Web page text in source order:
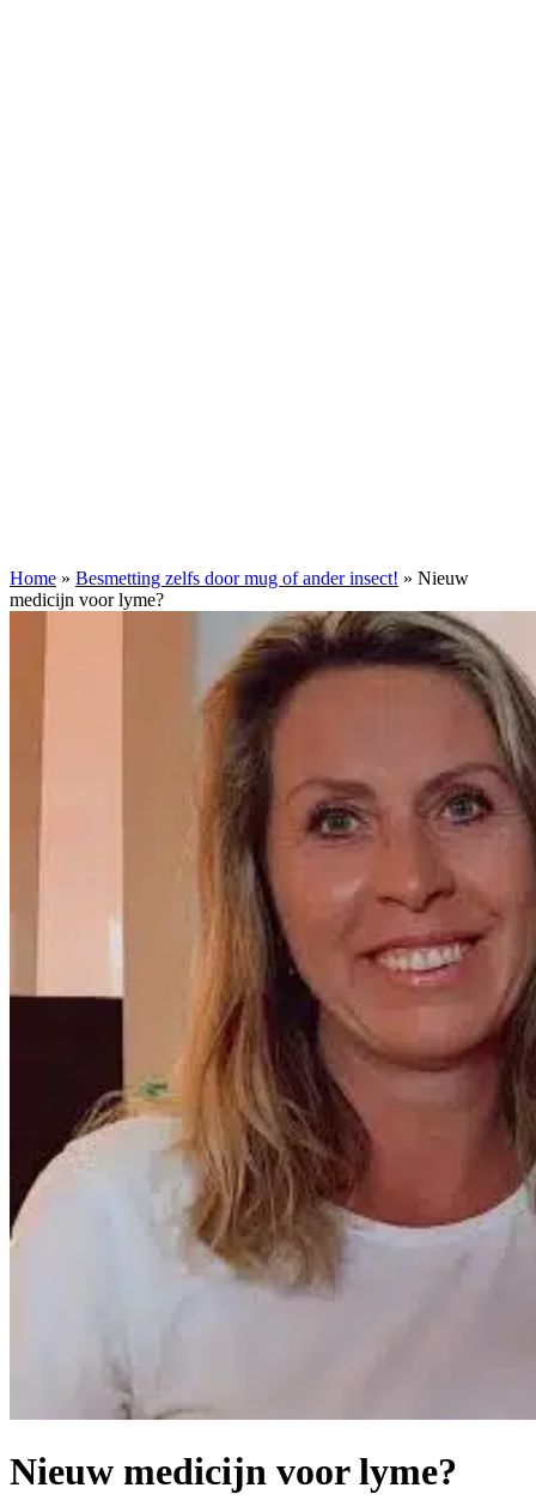
Home » Besmetting zelfs door mug of ander insect! » Nieuw
medicijn voor lyme?
Nieuw medicijn voor lyme?